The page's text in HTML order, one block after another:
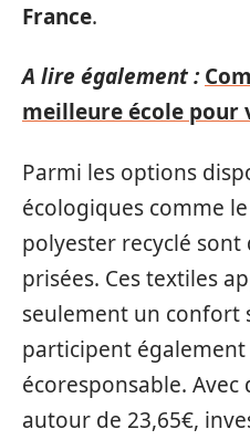
France.
A lire également :
meilleure école pour
Parmi les options
écologiques comme
polyester recyclé sont
prisées. Ces textiles
seulement un confort
participent
écoresponsable.
autour de 23,65€,